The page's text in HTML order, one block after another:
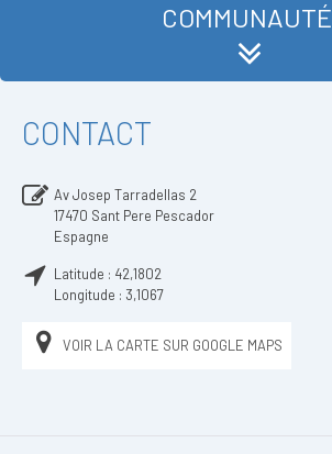
COMMUNAUTÉ
CONTACT
Av Josep Tarradellas 2
17470 Sant Pere Pescador
Espagne
Latitude : 42,1802
Longitude : 3,1067
VOIR LA CARTE SUR GOOGLE MAPS